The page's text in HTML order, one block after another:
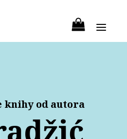
knihy od autora